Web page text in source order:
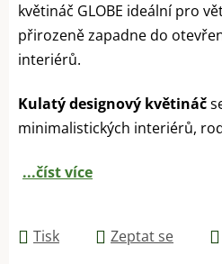
květináč GLOBE ideální pro
přirozeně zapadne do
interiérů.
Kulatý designový květináč
minimalistických interiérů,
...číst více
Tisk Zeptat se